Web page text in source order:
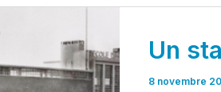
Un
8 novembre